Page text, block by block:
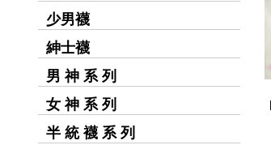
少男襪
紳士襪
男 神 系 列
女 神 系 列
半 統 襪 系 列